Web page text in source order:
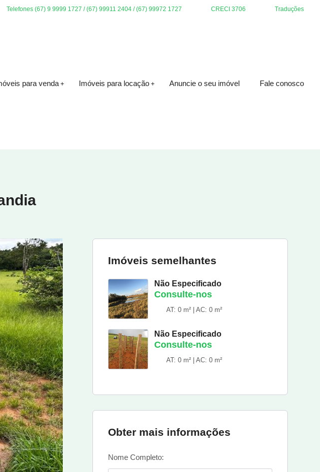
Telefones (67) 9 9999 1727 / (67) 99911 2404 / (67) 99972 1727 CRECI 3706 Traduções
para venda Imóveis para locação Anuncie o seu imóvel Fale conosco
Imóveis semelhantes
Não Especificado
Consulte-nos
AT: 0 m² | AC: 0 m²
Não Especificado
Consulte-nos
AT: 0 m² | AC: 0 m²
Obter mais informações
Nome Completo: